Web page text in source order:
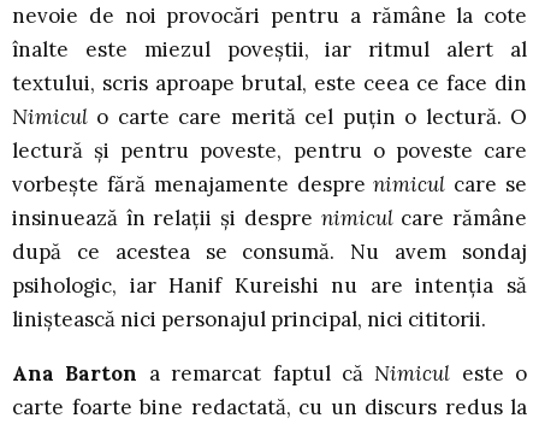
nevoie de noi provocări pentru a rămâne la cote
înalte este miezul poveștii, iar ritmul alert al
textului, scris aproape brutal, este ceea ce face din
Nimicul o carte care merită cel puțin o lectură. O
lectură și pentru poveste, pentru o poveste care
vorbește fără menajamente desprenimicul care se
insinuează în relații și despre nimiculcare rămâne
după ce acestea se consumă. Nu avem sondaj
psihologic, iar Hanif Kureishi nu are intenția să
liniștească nici personajul principal, nici cititorii.
Ana Barton a remarcat faptul căNimicul este o
carte foarte bine redactată, cu un discurs redus la